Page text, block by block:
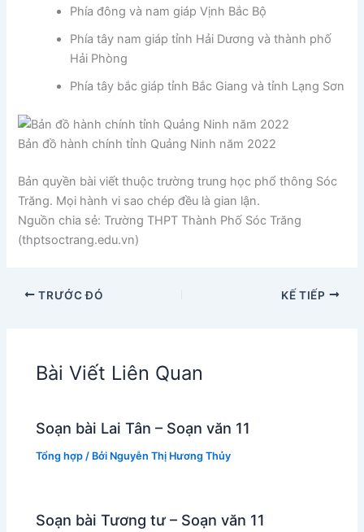
Phía đông và nam giáp Vịnh Bắc Bộ
Phía tây nam giáp tỉnh Hải Dương và thành phố
Hải Phòng
Phía tây bắc giáp tỉnh Bắc Giang và tỉnh Lạng Sơn
Bản đồ hành chính tỉnh Quảng Ninh năm 2022
Bản quyền bài viết thuộc trường trung học phổ thông Sóc
Trăng. Mọi hành vi sao chép đều là gian lận.
Nguồn chia sẻ: Trường THPT Thành Phố Sóc Trăng
(thptsoctrang.edu.vn)
TRƯỚC ĐÓ KẾ TIẾP
Bài Viết Liên Quan
Soạn bài Lai Tân – Soạn văn 11
Tổng hợp / Bởi Nguyễn Thị Hương Thủy
Soạn bài Tương tư – Soạn văn 11